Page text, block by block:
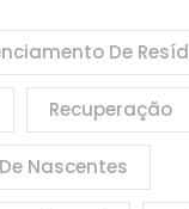
De
Recuperação
Nascentes